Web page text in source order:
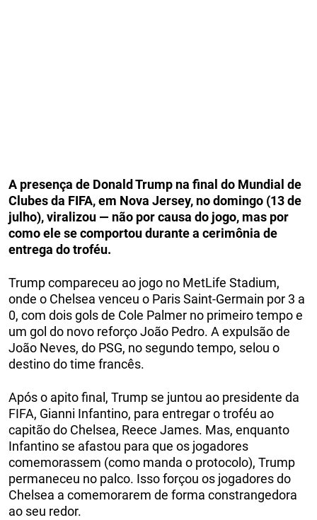
A presença de Donald Trump na final do Mundial de
Clubes da FIFA, em Nova Jersey, no domingo (13 de
julho), viralizou — não por causa do jogo, mas por
como ele se comportou durante a cerimônia de
entrega do troféu.
Trump compareceu ao jogo no MetLife Stadium,
onde o Chelsea venceu o Paris Saint-Germain por 3 a
0, com dois gols de Cole Palmer no primeiro tempo e
um gol do novo reforço João Pedro. A expulsão de
João Neves, do PSG, no segundo tempo, selou o
destino do time francês.
Após o apito final, Trump se juntou ao presidente da
FIFA, Gianni Infantino, para entregar o troféu ao
capitão do Chelsea, Reece James. Mas, enquanto
Infantino se afastou para que os jogadores
comemorassem (como manda o protocolo), Trump
permaneceu no palco. Isso forçou os jogadores do
Chelsea a comemorarem de forma constrangedora
ao seu redor.